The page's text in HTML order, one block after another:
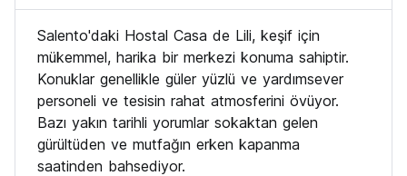
Salento'daki Hostal Casa de Lili, keşif için
mükemmel, harika bir merkezi konuma sahiptir.
Konuklar genellikle güler yüzlü ve yardımsever
personeli ve tesisin rahat atmosferini övüyor.
Bazı yakın tarihli yorumlar sokaktan gelen
gürültüden ve mutfağın erken kapanma
saatinden bahsediyor.